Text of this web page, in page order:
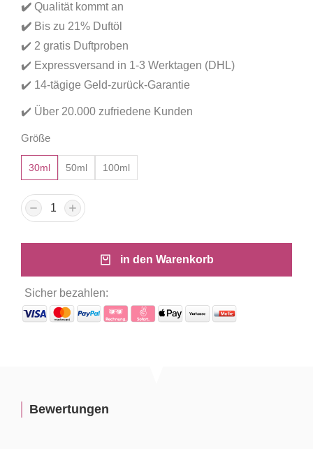
auf
Kundenbewertungen
✔️ Qualität kommt an
✔️ Bis zu 21% Duftöl
✔️ 2 gratis Duftproben
✔️ Expressversand in 1-3 Werktagen (DHL)
✔️ 14-tägige Geld-zurück-Garantie
✔️ Über 20.000 zufriedene Kunden
Größe
30ml 50ml 100ml
in den Warenkorb
Sicher bezahlen:
Bewertungen